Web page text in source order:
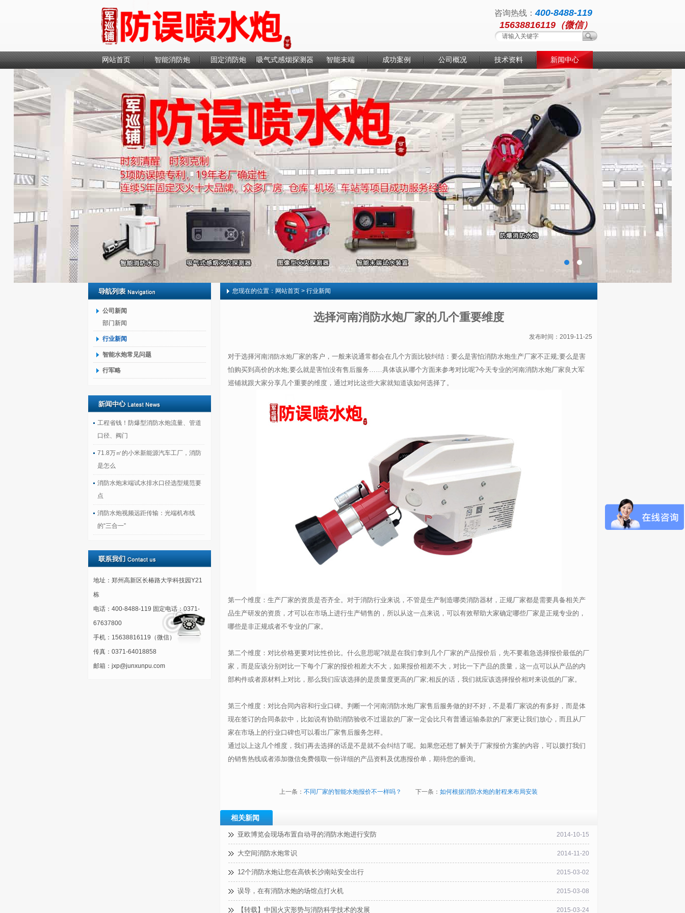
咨询热线：400-8488-119
15638816119（微信）
网站首页 智能消防炮 固定消防炮 吸气式感烟探测器 智能末端 成功案例 公司概况 技术资料 新闻中心
联系我们
公司新闻
部门新闻
行业新闻
智能水炮常见问题
行军略
工程省钱！防爆型消防水炮流量、管道
口径、阀门
71.8万㎡的小米新能源汽车工厂，消防
是怎么
消防水炮末端试水排水口径选型规范要
点
消防水炮视频远距传输：光端机布线
的“三合一”
地址：郑州高新区长椿路大学科技园Y21
栋
电话：400-8488-119 固定电话：0371-
67637800
手机：15638816119（微信）
传真：0371-64018858
邮箱：jxp@junxunpu.com
您现在的位置： 网站首页> 行业新闻
选择河南消防水炮厂家的几个重要维度
发布时间：2019-11-25
对于选择河南消防水炮厂家的客户，一般来说通常都会在几个方面比较纠结：要么是害怕消防水炮生产厂家不正规;要么是害
怕购买到高价的水炮;要么就是害怕没有售后服务……具体该从哪个方面来参考对比呢?今天专业的河南消防水炮厂家良大军
巡铺就跟大家分享几个重要的维度，通过对比这些大家就知道该如何选择了。
第一个维度：生产厂家的资质是否齐全。对于消防行业来说，不管是生产制造哪类消防器材，正规厂家都是需要具备相关产
品生产研发的资质，才可以在市场上进行生产销售的，所以从这一点来说，可以有效帮助大家确定哪些厂家是正规专业的，
哪些是非正规或者不专业的厂家。
第二个维度：对比价格更要对比性价比。什么意思呢?就是在我们拿到几个厂家的产品报价后，先不要着急选择报价最低的厂
家，而是应该分别对比一下每个厂家的报价相差大不大，如果报价相差不大，对比一下产品的质量，这一点可以从产品的内
部构件或者原材料上对比，那么我们应该选择的是质量度更高的厂家;相反的话，我们就应该选择报价相对来说低的厂家。
第三个维度：对比合同内容和行业口碑。判断一个河南消防水炮厂家售后服务做的好不好，不是看厂家说的有多好，而是体
现在签订的合同条款中，比如说有协助消防验收不过退款的厂家一定会比只有普通运输条款的厂家更让我们放心，而且从厂
家在市场上的行业口碑也可以看出厂家售后服务怎样。
通过以上这几个维度，我们再去选择的话是不是就不会纠结了呢。如果您还想了解关于厂家报价方案的内容，可以拨打我们
的销售热线或者添加微信免费领取一份详细的产品资料及优惠报价单，期待您的垂询。
上一条： 不同厂家的智能水炮报价不一样吗？ 下一条： 如何根据消防水炮的射程来布局安装
相关新闻
2014-10-15
亚欧博览会现场布置自动寻的消防水炮进行安防
2014-11-20
大空间消防水炮常识
2015-03-02
12个消防水炮让您在高铁长沙南站安全出行
2015-03-08
误导，在有消防水炮的场馆点打火机
2015-03-24
【转载】中国火灾形势与消防科学技术的发展